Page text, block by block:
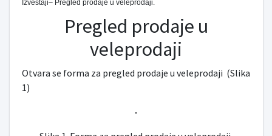
Izveštaji– Pregled prodaje u veleprodaji.
Pregled prodaje u
veleprodaji
Otvara se forma za pregled prodaje u veleprodaji (Slika
1)